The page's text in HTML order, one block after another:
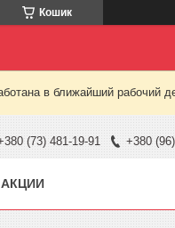
Кошик
в ближайший рабочий
(73) 481-19-91 +380
АКЦИИ